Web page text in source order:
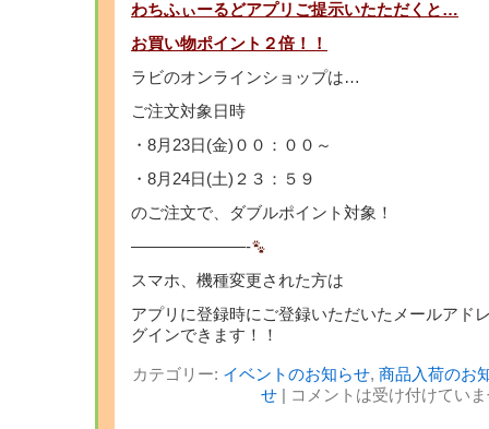
わちふぃーるどアプリご提示いたただくと…
お買い物ポイント２倍！！
ラビのオンラインショップは…
ご注文対象日時
・8月23日(金)００：００～
・8月24日(土)２３：５９
のご注文で、ダブルポイント対象！
———————-
スマホ、機種変更された方は
アプリに登録時にご登録いただいたメールアド
グインできます！！
カテゴリー: イベントのお知らせ, 商品入荷のお
せ
コメントは受け付けてい